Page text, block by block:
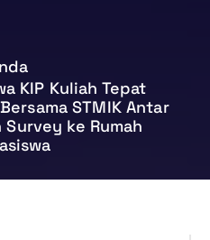
KIP Kuliah Tepat
STMIK Antar
ke Rumah